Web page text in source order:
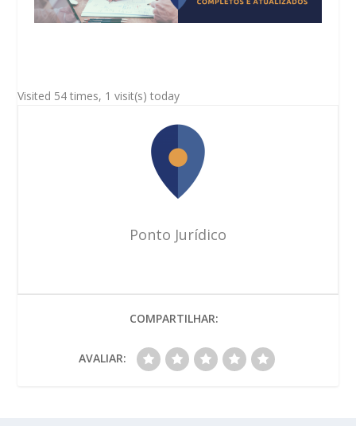
Visited 54 times, 1 visit(s) today
Ponto Jurídico
COMPARTILHAR:
AVALIAR: